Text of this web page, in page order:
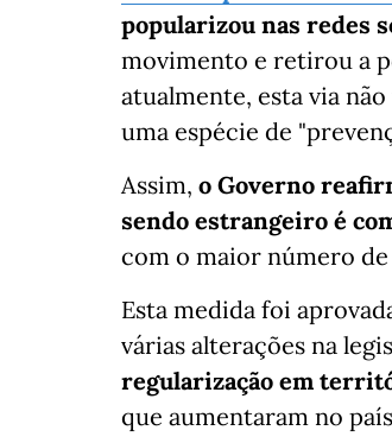
popularizou nas redes
movimento e retirou a
atualmente, esta via
uma espécie de
Assim, o Governo
sendo estrangeiro é
com o maior número
Esta medida foi
várias alterações na
regularização em
que aumentaram no